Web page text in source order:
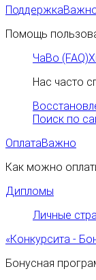
Поддержка
Помощь
ЧаВо (FAQ)
Нас часто
Поиск по
ОплатаВажно
Как можно
Дипломы
Личные
«Конкурсита -
Бонусная